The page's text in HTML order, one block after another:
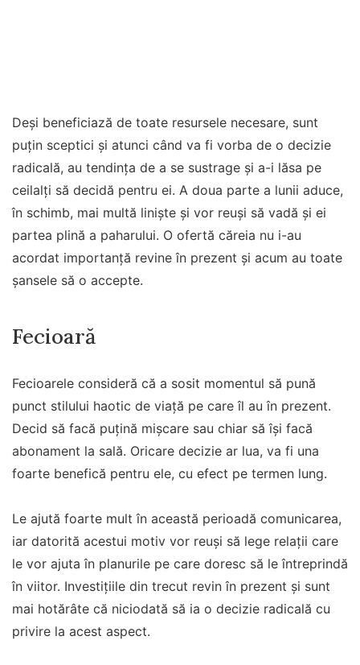
Deși beneficiază de toate resursele necesare, sunt
puțin sceptici și atunci când va fi vorba de o decizie
radicală, au tendința de a se sustrage și a-i lăsa pe
ceilalți să decidă pentru ei. A doua parte a lunii aduce,
în schimb, mai multă liniște și vor reuși să vadă și ei
partea plină a paharului. O ofertă căreia nu i-au
acordat importanță revine în prezent și acum au toate
șansele să o accepte.
Fecioară
Fecioarele consideră că a sosit momentul să pună
punct stilului haotic de viață pe care îl au în prezent.
Decid să facă puțină mișcare sau chiar să își facă
abonament la sală. Oricare decizie ar lua, va fi una
foarte benefică pentru ele, cu efect pe termen lung.
Le ajută foarte mult în această perioadă comunicarea,
iar datorită acestui motiv vor reuși să lege relații care
le vor ajuta în planurile pe care doresc să le întreprindă
în viitor. Investițiile din trecut revin în prezent și sunt
mai hotărâte că niciodată să ia o decizie radicală cu
privire la acest aspect.